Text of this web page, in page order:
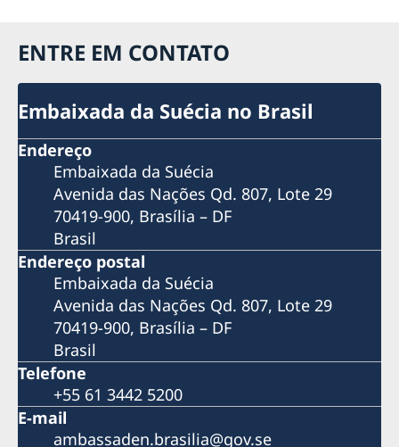
ENTRE EM CONTATO
Embaixada da Suécia no Brasil
Endereço
Embaixada da Suécia
Avenida das Nações Qd. 807, Lote 29
70419-900, Brasília – DF
Brasil
Endereço postal
Embaixada da Suécia
Avenida das Nações Qd. 807, Lote 29
70419-900, Brasília – DF
Brasil
Telefone
+55 61 3442 5200
E-mail
ambassaden.brasilia@gov.se